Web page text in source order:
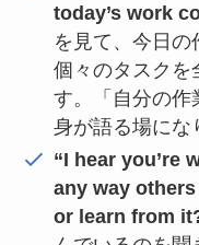
today’s work
を見て、今日
個々のタスクを
す。「自分の作
身が語る場にな
“I hear you’re
any way
or learn from